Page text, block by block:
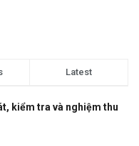
Latest
kiểm tra và nghiệm thu